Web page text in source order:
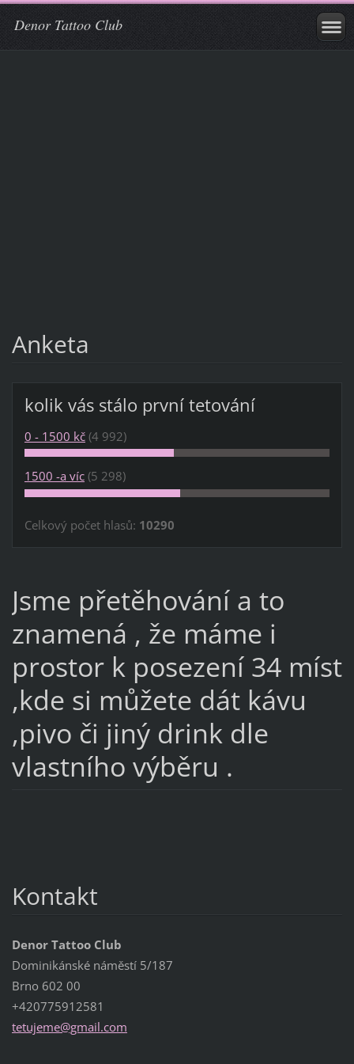
Denor Tattoo Club
Anketa
kolik vás stálo první tetování
0 - 1500 kč (4 992)
1500 -a víc (5 298)
Celkový počet hlasů: 10290
Jsme přetěhování a to
znamená , že máme i
prostor k posezení 34 míst
,kde si můžete dát kávu
,pivo či jiný drink dle
vlastního výběru .
Kontakt
Denor Tattoo Club
Dominikánské náměstí 5/187
Brno 602 00
+420775912581
tetujeme@gmail.com